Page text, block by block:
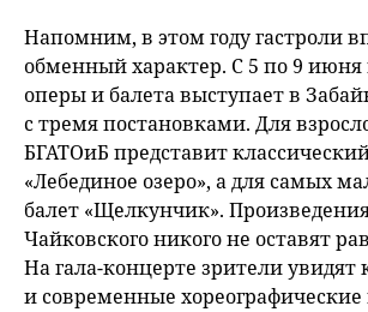
Напомним, в этом году гастроли
обменный характер. С 5 по 9 июня
оперы и балета выступает в
с тремя постановками. Для
БГАТОиБ представит
«Лебединое озеро», а для самых
балет «Щелкунчик».
Чайковского никого не оставят
На гала-концерте зрители увидят
и современные